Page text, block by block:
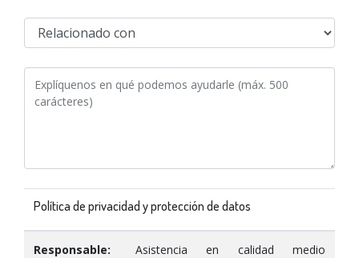
Política de privacidad y protección de datos
Responsable:
Asistencia en calidad medio